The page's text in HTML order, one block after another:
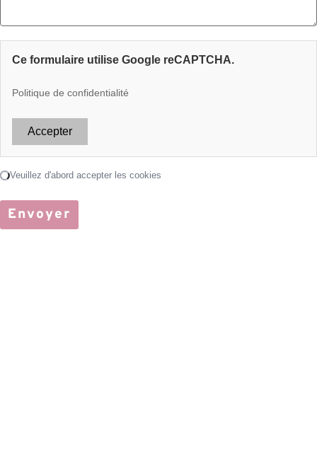
Ce formulaire utilise Google reCAPTCHA.
Politique de confidentialité
Accepter
Chargement...
Veuillez d'abord accepter les cookies
Envoyer